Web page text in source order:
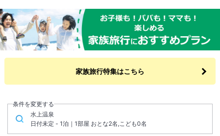
家族旅行特集はこちら
条件を変更する
水上温泉
日付未定 - 1泊｜1部屋 おとな2名,こども0名